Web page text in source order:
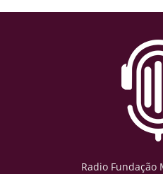
Radio Fundação